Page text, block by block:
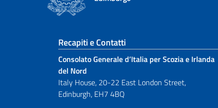
Sezione footer
Recapiti e Contatti
Consolato Generale d’Italia per Scozia e Irlanda
del Nord
Italy House, 20-22 East London Street,
Edinburgh, EH7 4BQ